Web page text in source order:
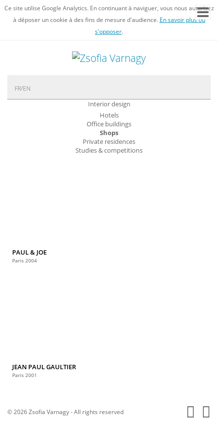
Ce site utilise Google Analytics. En continuant à naviguer, vous nous autorisez
à déposer un cookie à des fins de mesure d'audience. En savoir plus ou
s'opposer.
FR EN
Interior design
Hotels
Office buildings
Shops
Private residences
Studies & competitions
PAUL & JOE
Paris 2004
JEAN PAUL GAULTIER
Paris 2001
© 2026 Zsofia Varnagy - All rights reserved